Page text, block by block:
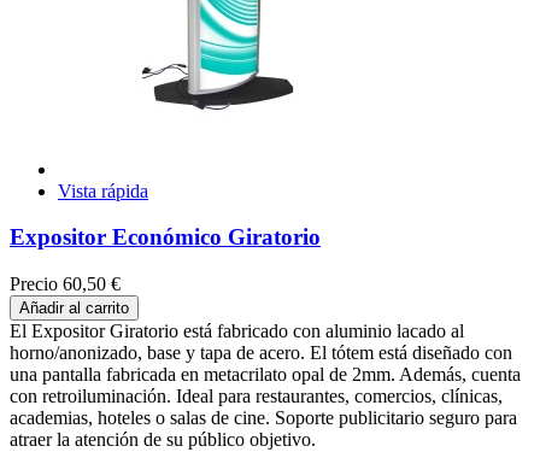
Vista rápida
Expositor Económico Giratorio
Precio 60,50 €
Añadir al carrito
El Expositor Giratorio está fabricado con aluminio lacado al
horno/anonizado, base y tapa de acero. El tótem está diseñado con
una pantalla fabricada en metacrilato opal de 2mm. Además, cuenta
con retroiluminación. Ideal para restaurantes, comercios, clínicas,
academias, hoteles o salas de cine. Soporte publicitario seguro para
atraer la atención de su público objetivo.